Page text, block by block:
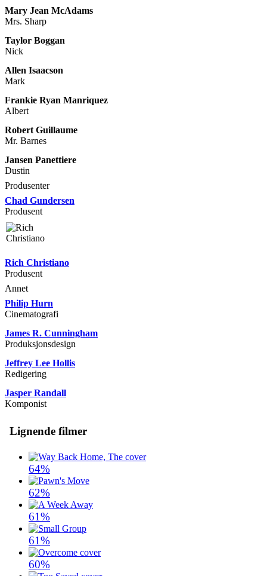
Mary Jean McAdams
Mrs. Sharp
Taylor Boggan
Nick
Allen Isaacson
Mark
Frankie Ryan Manriquez
Albert
Robert Guillaume
Mr. Barnes
Jansen Panettiere
Dustin
Produsenter
Chad Gundersen
Produsent
Rich Christiano
Produsent
Annet
Philip Hurn
Cinematografi
James R. Cunningham
Produksjonsdesign
Jeffrey Lee Hollis
Redigering
Jasper Randall
Komponist
Lignende filmer
64%
62%
61%
61%
60%